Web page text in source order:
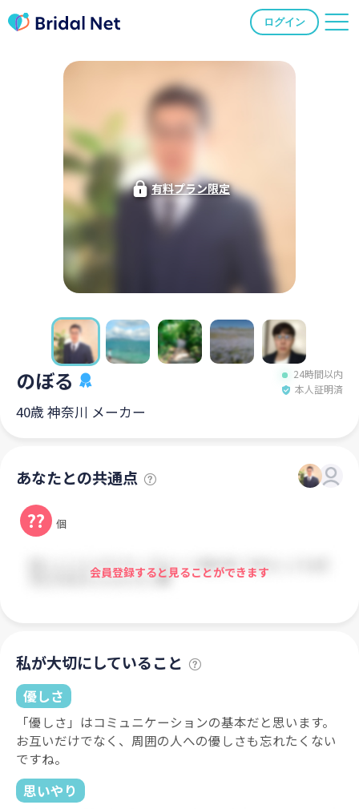
ログイン
有料プラン限定
のぼる
24時間以内
本人証明済
40歳 神奈川 メーカー
あなたとの共通点
?? 個
会員登録すると見ることができます
私が大切にしていること
優しさ
「優しさ」はコミュニケーションの基本だと思います。
お互いだけでなく、周囲の人への優しさも忘れたくない
ですね。
思いやり